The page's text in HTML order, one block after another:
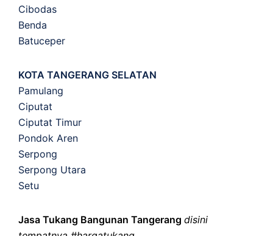
Cibodas
Benda
Batuceper
KOTA TANGERANG SELATAN
Pamulang
Ciputat
Ciputat Timur
Pondok Aren
Serpong
Serpong Utara
Setu
Jasa Tukang Bangunan Tangerang disini